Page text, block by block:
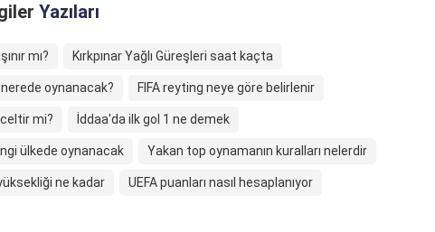
Yazıları
mı? Kırkpınar Yağlı Güreşleri saat kaçta
oynanacak? FIFA reyting neye göre belirlenir
mi? İddaa'da ilk gol 1 ne demek
ülkede oynanacak Yakan top oynamanın kuralları nelerdir
ne kadar UEFA puanları nasıl hesaplanıyor